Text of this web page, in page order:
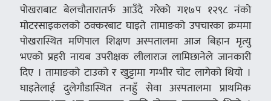
पोखराबाट बेलचौतारातर्फ आउँदै गरेको ग१७प १२९८ नंको
मोटरसाइकलको ठक्करबाट घाइते तामाङको उपचारका क्रममा
पोखरास्थित मणिपाल शिक्षण अस्पतालमा आज बिहान मृत्यु
भएको प्रहरी नायब उपरीक्षक लीलाराज लामिछानेले जानकारी
दिए । तामाङको टाउको र खुट्टामा गम्भीर चोट लागेको थियो ।
घाइतेलाई दुलेगौडास्थित तनहुँ सेवा अस्पतालमा प्राथमिक